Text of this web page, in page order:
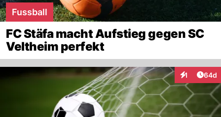
Fussball
FC Stäfa macht Aufstieg gegen SC
Veltheim perfekt
1
Interaktionen
64d